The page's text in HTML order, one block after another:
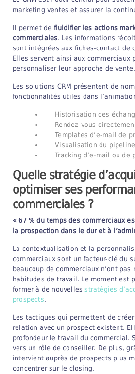
marketing ventes et assurer la
Il permet de fluidifier les actions
commerciales. Les informations
sont intégrées aux fiches-contact de
Elles servent ainsi aux commerciaux
personnaliser leur approche de vente.
Les solutions CRM présentent de
fonctionnalités utiles dans
Historisation des
Rendez-vous directement
Templates d’e-mail de
Visualisation du pipeline
Tracking d’e-mail ou de
Quelle stratégie
optimiser ses
commerciales ?
« 67 % du temps des commerciaux
la prospection dans le dur et à
La contextualisation et la
commerciaux sont un facteur-clé du
beaucoup de commerciaux n’ont pas
habitudes de travail. Le moment est
former à de nouvelles stratégies
prospects.
Les tactiques qui permettent de
relation avec un prospect existent.
profondeur le travail du commercial.
vers un rôle de conseiller. De plus,
intervient auprès de prospects plus
concentrer sur le closing.